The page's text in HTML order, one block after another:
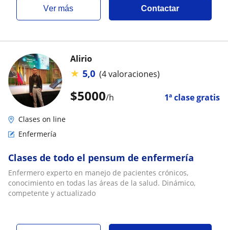
ver más Contactar
$5000/h 1ª clase gratis
Alirio
★ 5,0 (4 valoraciones)
Clases on line
Enfermería
Clases de todo el pensum de enfermería
Enfermero experto en manejo de pacientes crónicos,
conocimiento en todas las áreas de la salud. Dinámico,
competente y actualizado